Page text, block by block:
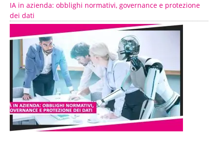
IA in azienda: obblighi normativi, governance e protezione
dei dati